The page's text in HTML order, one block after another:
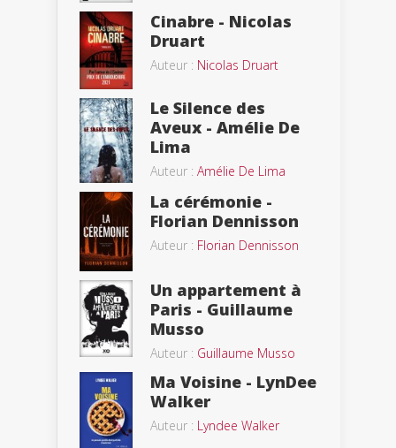
Cinabre - Nicolas
Druart
Auteur : Nicolas Druart
Le Silence des
Aveux - Amélie De
Lima
Auteur : Amélie De Lima
La cérémonie -
Florian Dennisson
Auteur : Florian Dennisson
Un appartement à
Paris - Guillaume
Musso
Auteur : Guillaume Musso
Ma Voisine - LynDee
Walker
Auteur : Lyndee Walker